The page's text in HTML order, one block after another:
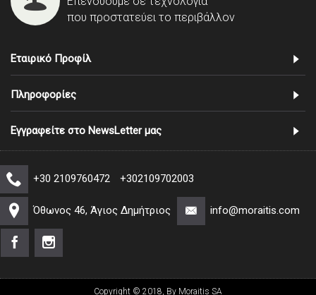
που προστατεύει το περιβάλλον
Εταιρικό Προφίλ
Πληροφορίες
Εγγραφείτε στο NewsLetter μας
+30 2109760472 +302109702003
Όθωνος 46, Άγιος Δημήτριος info@moraitis.com
Copyright © 2018, By Moraitis SA